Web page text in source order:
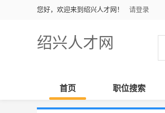
您好，欢迎来到绍兴人才网！ 请登录
绍兴人才网
首页 职位搜索